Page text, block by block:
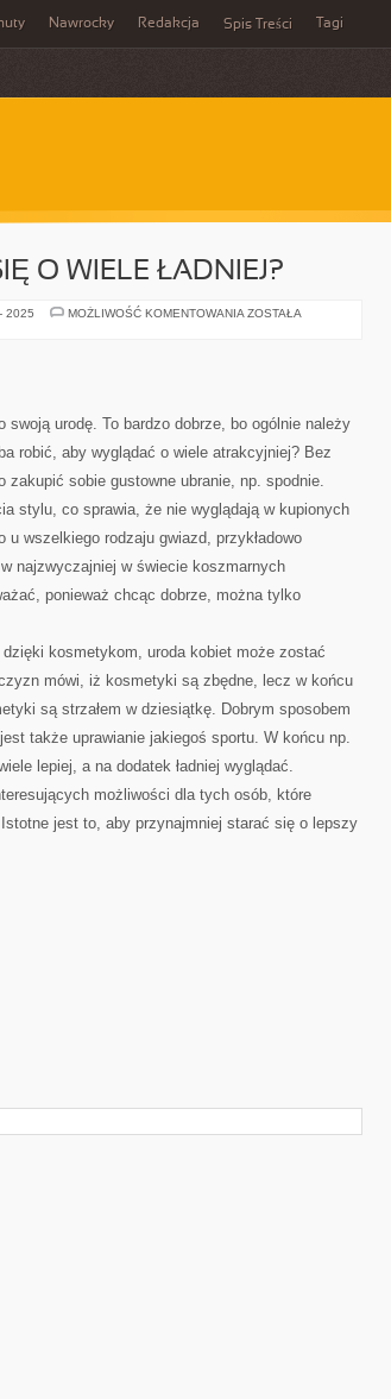
Nawrocky Redakcja Spis Treści Tagi
O WIELE ŁADNIEJ?
2025 MOŻLIWOŚĆ KOMENTOWANIA JAK
ZOSTAŁA
urodę. To bardzo dobrze, bo ogólnie należy
robić, aby wyglądać o wiele atrakcyjniej? Bez
sobie gustowne ubranie, np. spodnie.
stylu, co sprawia, że nie wyglądają w kupionych
wszelkiego rodzaju gwiazd, przykładowo
najzwyczajniej w świecie koszmarnych
ponieważ chcąc dobrze, można tylko
kosmetykom, uroda kobiet może zostać
mówi, iż kosmetyki są zbędne, lecz w końcu
są strzałem w dziesiątkę. Dobrym sposobem
także uprawianie jakiegoś sportu. W końcu np.
lepiej, a na dodatek ładniej wyglądać.
możliwości dla tych osób, które
jest to, aby przynajmniej starać się o lepszy